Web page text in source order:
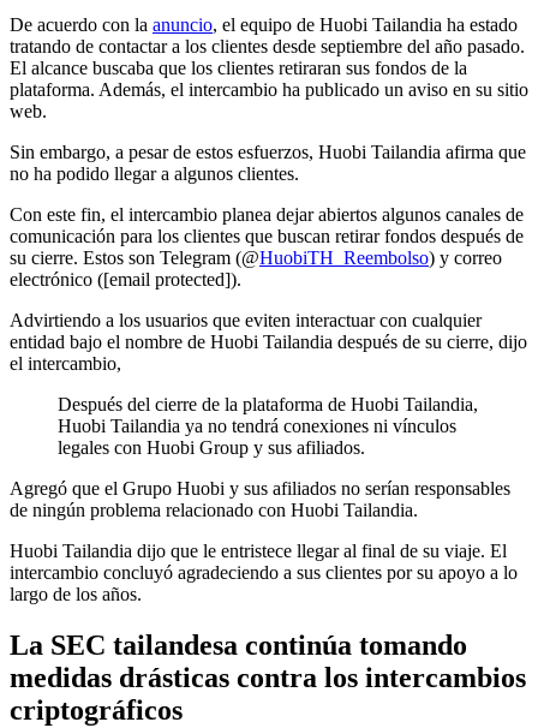
De acuerdo con la anuncio, el equipo de Huobi Tailandia ha estado
tratando de contactar a los clientes desde septiembre del año pasado.
El alcance buscaba que los clientes retiraran sus fondos de la
plataforma. Además, el intercambio ha publicado un aviso en su sitio
web.
Sin embargo, a pesar de estos esfuerzos, Huobi Tailandia afirma que
no ha podido llegar a algunos clientes.
Con este fin, el intercambio planea dejar abiertos algunos canales de
comunicación para los clientes que buscan retirar fondos después de
su cierre. Estos son Telegram (@HuobiTH_Reembolso) y correo
electrónico ([email protected]).
Advirtiendo a los usuarios que eviten interactuar con cualquier
entidad bajo el nombre de Huobi Tailandia después de su cierre, dijo
el intercambio,
Después del cierre de la plataforma de Huobi Tailandia,
Huobi Tailandia ya no tendrá conexiones ni vínculos
legales con Huobi Group y sus afiliados.
Agregó que el Grupo Huobi y sus afiliados no serían responsables
de ningún problema relacionado con Huobi Tailandia.
Huobi Tailandia dijo que le entristece llegar al final de su viaje. El
intercambio concluyó agradeciendo a sus clientes por su apoyo a lo
largo de los años.
La SEC tailandesa continúa tomando
medidas drásticas contra los intercambios
criptográficos